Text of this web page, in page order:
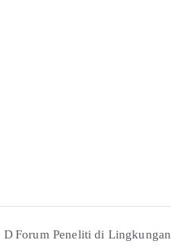
DForum Peneliti di